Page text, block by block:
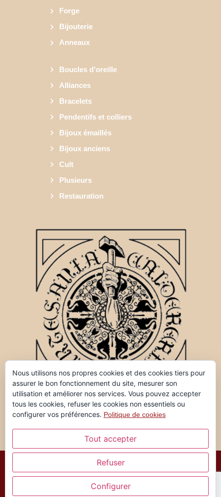
Forge
Bijouterie
Anneaux
Boucles d'oreille
Alliances
Bracelets
Pendentifs et colliers
Bijoux émaillés
Bijoux anciens
Cult
Plusieurs
Restauration
Ferran Garreta, tous droits réservés ©
Mentions légales et politique de confidentialité
Nous utilisons nos propres cookies et des cookies tiers pour
assurer le bon fonctionnement du site, mesurer son
utilisation et améliorer nos services. Vous pouvez accepter
tous les cookies, refuser les cookies non essentiels ou
configurer vos préférences. Politique de cookies
Tout accepter
Refuser
Configurer